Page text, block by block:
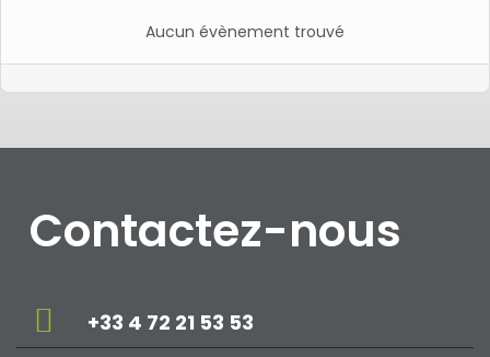
Aucun évènement trouvé
Contactez-nous
+33 4 72 21 53 53